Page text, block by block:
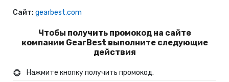
Сайт: gearbest.com
Чтобы получить промокод на сайте
компании GearBest выполните следующие
действия
Нажмите кнопку получить промокод.